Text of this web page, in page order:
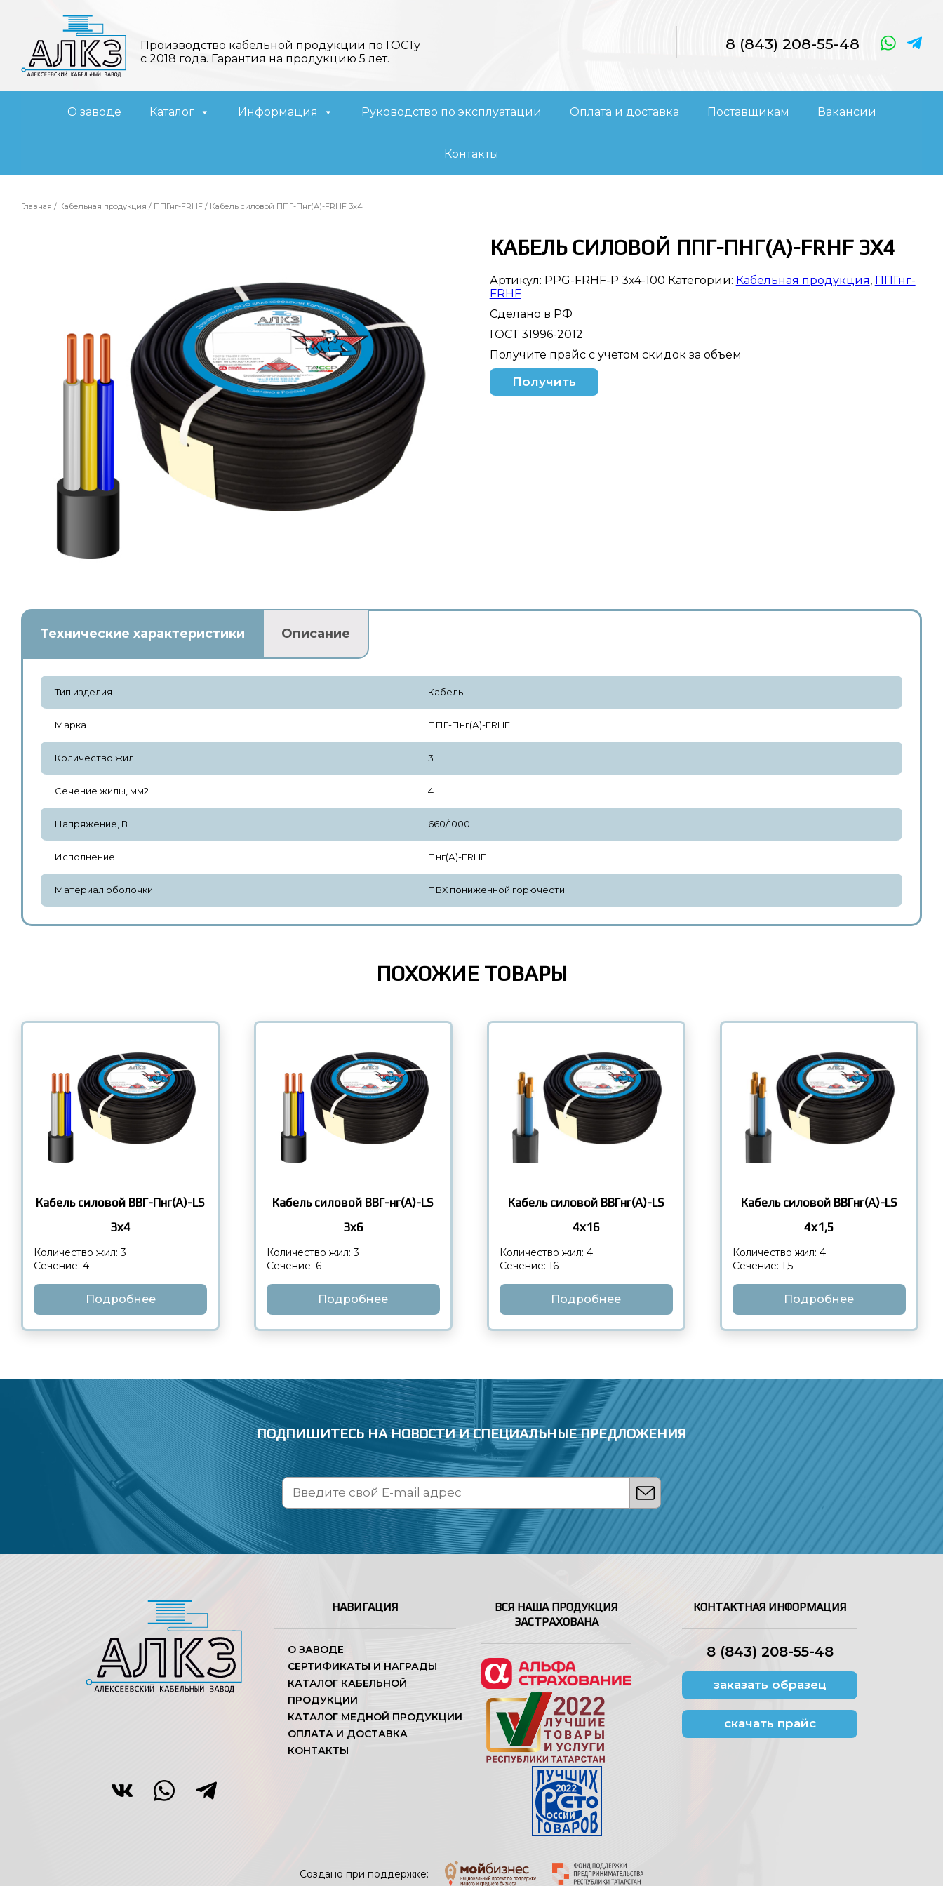
Производство кабельной продукции по ГОСТу
с 2018 года. Гарантия на продукцию 5 лет.
8 (843) 208-55-48
О заводе Каталог Информация Руководство по эксплуатации Оплата и доставка Поставщикам Вакансии
Контакты
Главная / Кабельная продукция / ППГнг-FRHF / Кабель силовой ППГ-Пнг(А)-FRHF 3х4
КАБЕЛЬ СИЛОВОЙ ППГ-ПНГ(А)-FRHF 3Х4
Артикул: PPG-FRHF-P 3x4-100 Категории: Кабельная продукция, ППГнг-
FRHF
Сделано в РФ
ГОСТ 31996-2012
Получите прайс с учетом скидок за объем
Получить
Технические характеристики Описание
Тип изделия Кабель
Марка ППГ-Пнг(А)-FRHF
Количество жил 3
Сечение жилы, мм2 4
Напряжение, В 660/1000
Исполнение Пнг(А)-FRHF
Материал оболочки ПВХ пониженной горючести
ПОХОЖИЕ ТОВАРЫ
Кабель силовой ВВГ-Пнг(А)-LS
3х4
Количество жил: 3
Сечение: 4
Подробнее
Кабель силовой ВВГ-нг(А)-LS
3х6
Количество жил: 3
Сечение: 6
Подробнее
Кабель силовой ВВГнг(А)-LS
4х16
Количество жил: 4
Сечение: 16
Подробнее
Кабель силовой ВВГнг(А)-LS
4х1,5
Количество жил: 4
Сечение: 1,5
Подробнее
ПОДПИШИТЕСЬ НА НОВОСТИИ СПЕЦИАЛЬНЫЕ ПРЕДЛОЖЕНИЯ
НАВИГАЦИЯ
О ЗАВОДЕ
СЕРТИФИКАТЫ И НАГРАДЫ
КАТАЛОГ КАБЕЛЬНОЙ
ПРОДУКЦИИ
КАТАЛОГ МЕДНОЙ ПРОДУКЦИИ
ОПЛАТА И ДОСТАВКА
КОНТАКТЫ
ВСЯ НАША ПРОДУКЦИЯ
ЗАСТРАХОВАНА
КОНТАКТНАЯ ИНФОРМАЦИЯ
8 (843) 208-55-48
заказать образец
скачать прайс
Создано при поддержке: